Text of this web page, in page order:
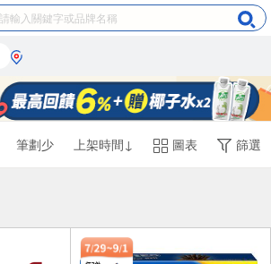
筆劃少 上架時間↓ 圖表 篩選